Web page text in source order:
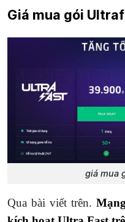
Giá mua gói
giá mua
Qua bài viết trên.